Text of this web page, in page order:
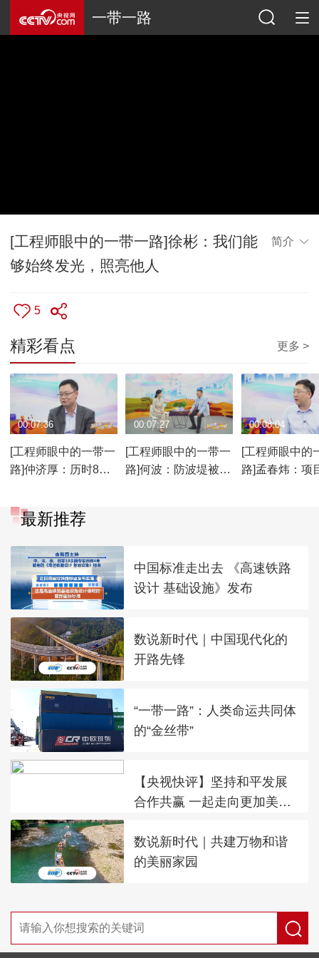
一带一路
[工程师眼中的一带一路]徐彬：我们能
够始终发光，照亮他人
简介
5
精彩看点 更多 >
[工程师眼中的一带一
路]仲济厚：历时8年
00:07:36
[工程师眼中的一带一
路]何波：防波堤被冲
00:07:27
[工程师眼中的
路]孟春炜：项
00:08:04
最新推荐
中国标准走出去 《高速铁路
设计 基础设施》发布
数说新时代｜中国现代化的
开路先锋
“一带一路”：人类命运共同体
的“金丝带”
【央视快评】坚持和平发展
合作共赢 一起走向更加美好
数说新时代｜共建万物和谐
的美丽家园